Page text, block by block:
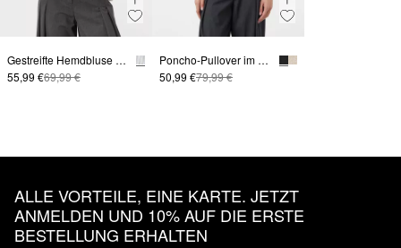
Gestreifte Hemdbluse aus Popeline
55,99 €69,99 €
Poncho-Pullover im Boxy Fit
50,99 €79,99 €
ALLE VORTEILE, EINE KARTE. JETZT
ANMELDEN UND 10% AUF DIE ERSTE
BESTELLUNG ERHALTEN